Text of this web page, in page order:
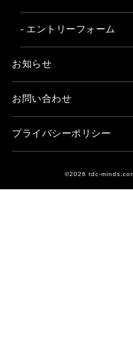
- エントリーフォーム
お知らせ
お問い合わせ
プライバシーポリシー
©2026 tdc-